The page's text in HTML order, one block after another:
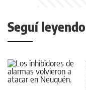
Seguí leyendo